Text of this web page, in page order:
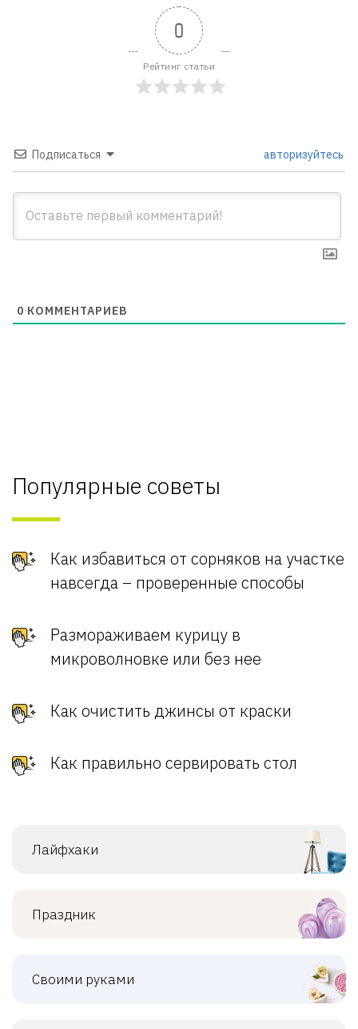
0
Рейтинг статьи
Подписаться авторизуйтесь
0 КОММЕНТАРИЕВ
Популярные советы
Как избавиться от сорняков на участке
навсегда – проверенные способы
Размораживаем курицу в
микроволновке или без нее
Как очистить джинсы от краски
Как правильно сервировать стол
Лайфхаки
Праздник
Своими руками